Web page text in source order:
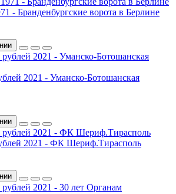
- Бранденбургские ворота в Берлине
2021 - Уманско-Ботошанская
2021 - ФК Шериф.Тирасполь